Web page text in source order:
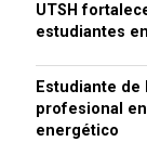
UTSH
estudiantes
Estudiante de
profesional
energético